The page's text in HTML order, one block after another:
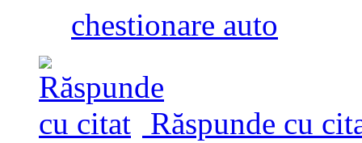
chestionare auto
Răspunde cu